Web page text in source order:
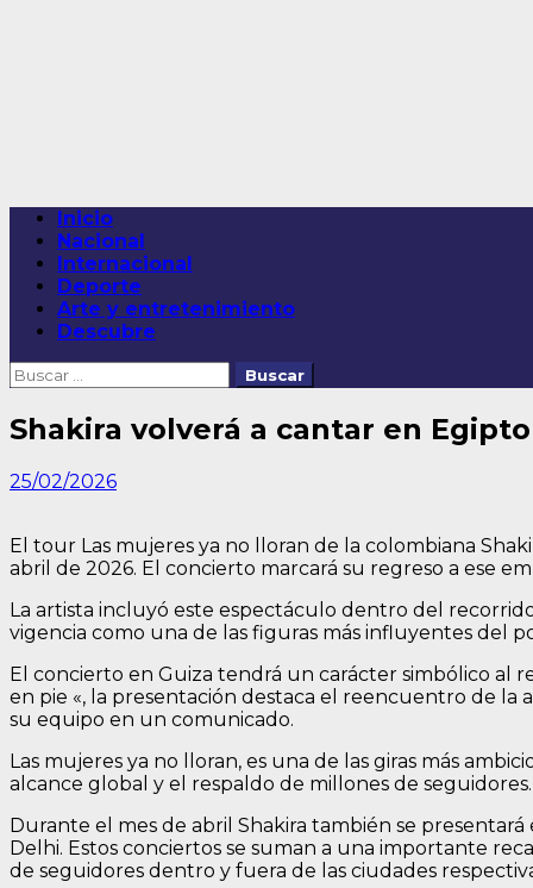
Menú
principal
Inicio
Nacional
Internacional
Deporte
Arte y entretenimiento
Descubre
Buscar:
Shakira volverá a cantar en Egipto
25/02/2026
El tour Las mujeres ya no lloran de la colombiana
abril de 2026. El concierto marcará su regreso a ese
La artista incluyó este espectáculo dentro del
vigencia como una de las figuras más influyentes del
El concierto en Guiza tendrá un carácter simbólico al
en pie «, la presentación destaca el reencuentro de la
su equipo en un comunicado.
Las mujeres ya no lloran, es una de las giras más
alcance global y el respaldo de millones de seguidores.
Durante el mes de abril Shakira también se presentará
Delhi. Estos conciertos se suman a una importante
de seguidores dentro y fuera de las ciudades